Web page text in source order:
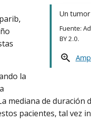
Un
Fuente:
BY 2.0.
la
mediana de duración
pacientes, tal vez